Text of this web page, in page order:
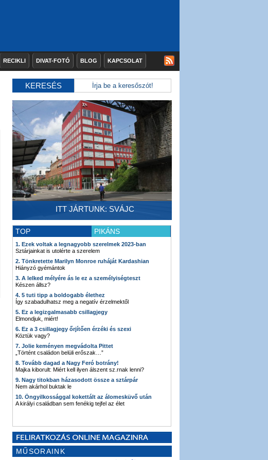
RECIKLI DIVAT-FOTÓ BLOG KAPCSOLAT
KERESÉS
ITT JÁRTUNK: SVÁJC
TOP PIKÁNS
1. Ezek voltak a legnagyobb szerelmek 2023-ban
Sztárjainkat is utolérte a szerelem
2. Tönkretette Marilyn Monroe ruháját Kardashian
Hiányzó gyémántok
3. A lelked mélyére ás le ez a személyiségteszt
Készen állsz?
4. 5 tuti tipp a boldogabb élethez
Így szabadulhatsz meg a negatív érzelmektől
5. Ez a legizgalmasabb csillagjegy
Elmondjuk, miért!
6. Ez a 3 csillagjegy őrjítően érzéki és szexi
Köztük vagy?
7. Jolie keményen megvádolta Pittet
„Történt családon belüli erőszak…”
8. Tovább dagad a Nagy Feró botrány!
Majka kiborult: Miért kell ilyen álszent sz.rnak lenni?
9. Nagy titokban házasodott össze a sztárpár
Nem akárhol buktak le
10. Öngyilkossággal kokettált az álomesküvő után
A királyi családban sem fenékig tejfel az élet
MŰSORAINK